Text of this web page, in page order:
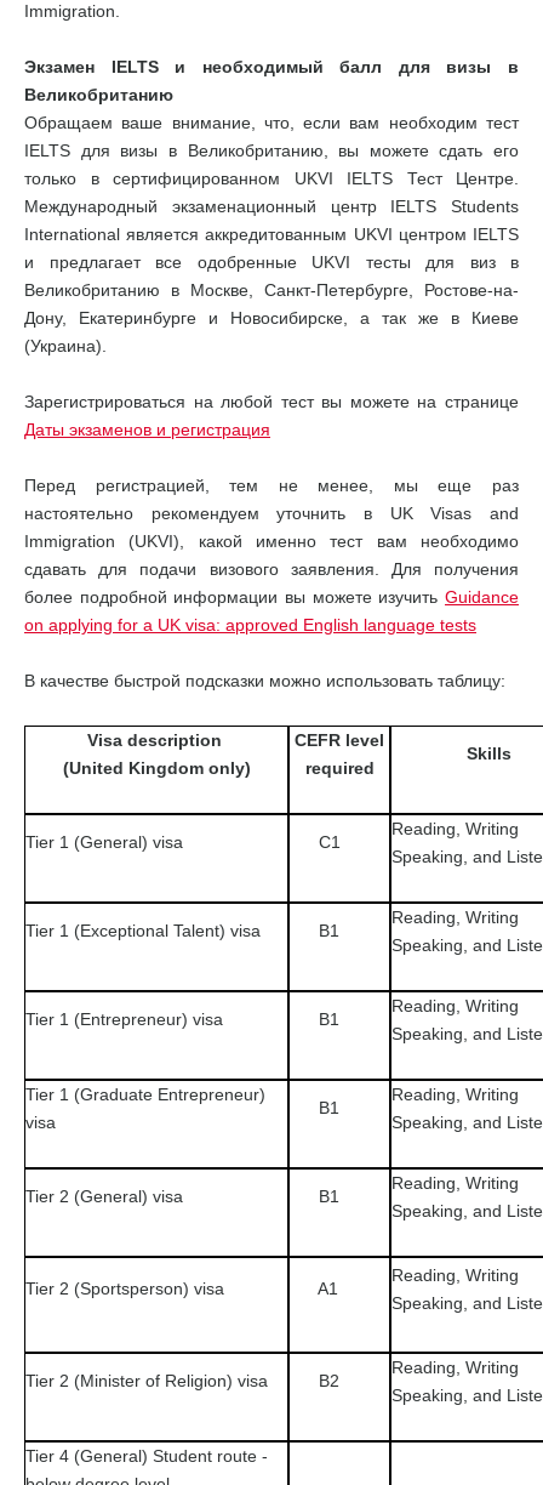
Immigration.
Экзамен IELTS и необходимый балл для визы в
Великобританию
Обращаем ваше внимание, что, если вам необходим тест
IELTS для визы в Великобританию, вы можете сдать его
только в сертифицированном UKVI IELTS Тест Центре.
Международный экзаменационный центр IELTS Students
International является аккредитованным UKVI центром IELTS
и предлагает все одобренные UKVI тесты для виз в
Великобританию в Москве, Санкт-Петербурге, Ростове-на-
Дону, Екатеринбурге и Новосибирске, а так же в Киеве
(Украина).
Зарегистрироваться на любой тест вы можете на странице
Даты экзаменов и регистрация
Перед регистрацией, тем не менее, мы еще раз
настоятельно рекомендуем уточнить в UK Visas and
Immigration (UKVI), какой именно тест вам необходимо
сдавать для подачи визового заявления. Для получения
более подробной информации вы можете изучить Guidance
on applying for a UK visa: approved English language tests
В качестве быстрой подсказки можно использовать таблицу:
Visa description
(United Kingdom only)
CEFR level
required
Skills
Tier 1 (General) visa C1
Reading, Writing
Speaking, and
Tier 1 (Exceptional Talent) visa B1
Reading, Writing
Speaking, and
Tier 1 (Entrepreneur) visa B1
Reading, Writing
Speaking, and
Tier 1 (Graduate Entrepreneur)
visa
B1
Reading, Writing
Speaking, and
Tier 2 (General) visa B1
Reading, Writing
Speaking, and
Tier 2 (Sportsperson) visa A1
Reading, Writing
Speaking, and
Tier 2 (Minister of Religion) visa B2
Reading, Writing
Speaking, and
Tier 4 (General) Student route -